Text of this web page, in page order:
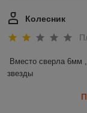
Колесник
Вместо сверла 6мм
звезды